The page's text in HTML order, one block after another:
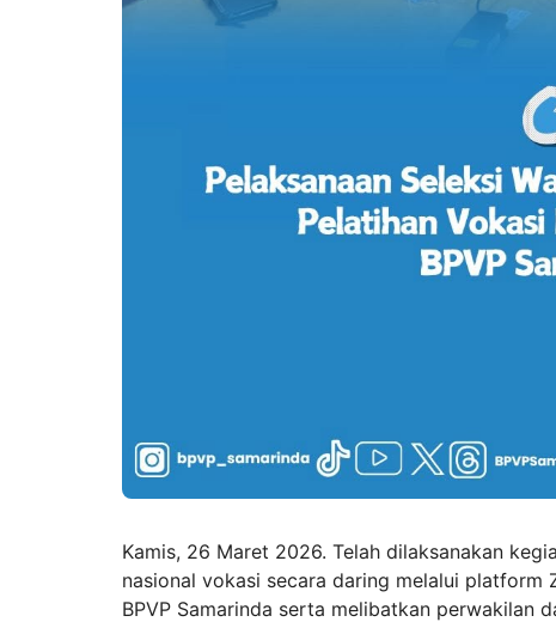
Kamis, 26 Maret 2026. Telah dilaksanakan
nasional vokasi secara daring melalui platform
BPVP Samarinda serta melibatkan perwakilan